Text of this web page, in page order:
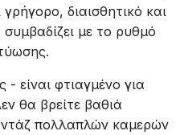
διαισθητικό και
με το ρυθμό
είναι φτιαγμένο για
θα βρείτε βαθιά
πολλαπλών καμερών